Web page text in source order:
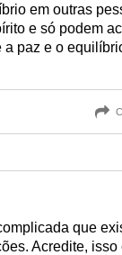
em outras
e só podem
a paz e o
que
Acredite, isso